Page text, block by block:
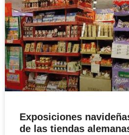
Exposiciones
de las tiendas